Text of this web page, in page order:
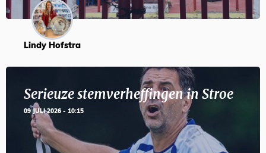
Lindy Hofstra
Serieuze stemverheffingen in Stroe
09 JULI 2026 - 10:15